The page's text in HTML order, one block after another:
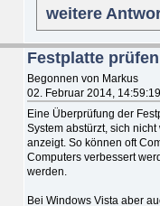
weitere
Festplatte
Begonnen von Markus
02. Februar 2014, 14:59:19
Eine Überprüfung der
System abstürzt, sich
anzeigt. So können oft
Computers verbessert
werden.
Bei Windows Vista aber